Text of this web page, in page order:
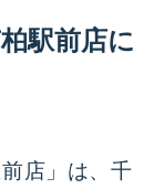
駅前店に
店」は、千